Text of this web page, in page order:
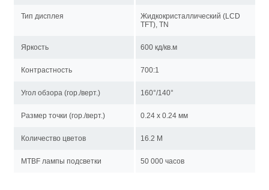
Тип дисплея
Жидкокристаллический (LCD
TFT), TN
Яркость 600 кд/кв.м
Контрастность 700:1
Угол обзора (гор./верт.) 160°/140°
Размер точки (гор./верт.) 0.24 x 0.24 мм
Количество цветов 16.2 M
MTBF лампы подсветки 50 000 часов